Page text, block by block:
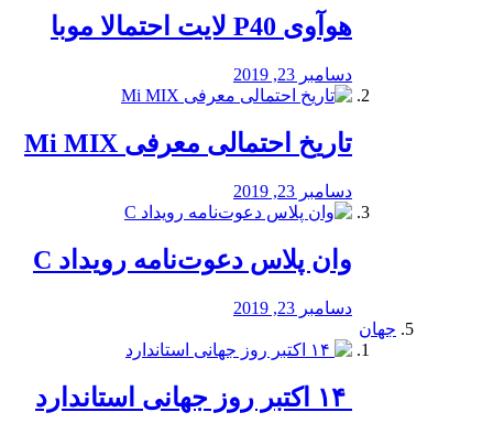
هوآوی P40 لایت احتمالا موبا
دسامبر 23, 2019
تاریخ احتمالی معرفی Mi MIX
دسامبر 23, 2019
وان پلاس دعوت‌نامه رویداد C
دسامبر 23, 2019
جهان